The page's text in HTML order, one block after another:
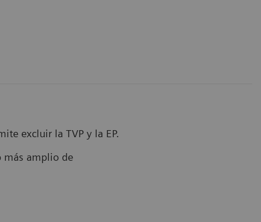
excluir la TVP y la EP.
más amplio de